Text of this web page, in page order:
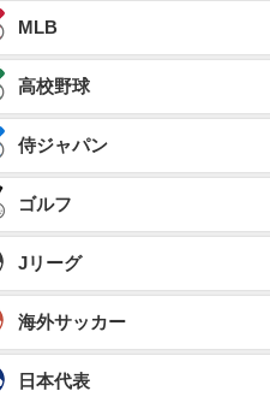
MLB
高校野球
侍ジャパン
ゴルフ
Jリーグ
海外サッカー
日本代表